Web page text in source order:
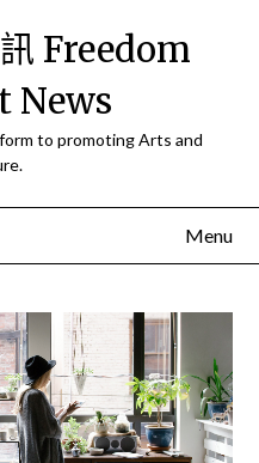
Freedom
News
to promoting Arts and
Menu